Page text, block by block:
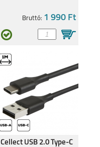
Bruttó: 1 990 Ft
Cellect USB 2.0 Type-C